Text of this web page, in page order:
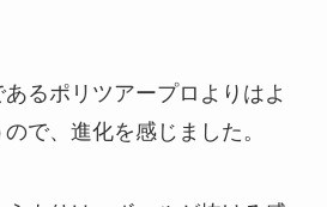
るポリツアープロよりはよ
で、進化を感じました。